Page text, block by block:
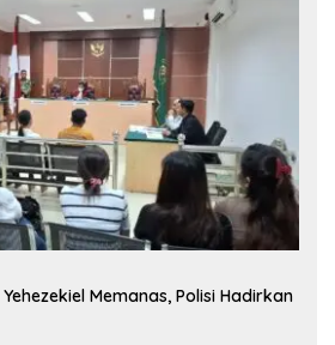
Memanas, Polisi Hadirkan